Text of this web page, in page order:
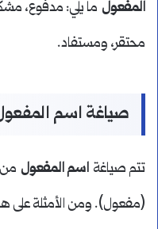
المفعول ما يلي: مدفوع،
محتقر، ومستفاد.
صياغة اسم
تتم صياغة اسم المفعول من
(مفعول). ومن الأمثلة على